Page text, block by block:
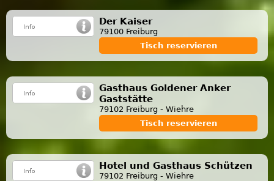
Der Kaiser
79100 Freiburg
Tisch reservieren
Gasthaus Goldener Anker
Gaststätte
79102 Freiburg - Wiehre
Tisch reservieren
Hotel und Gasthaus Schützen
79102 Freiburg - Wiehre